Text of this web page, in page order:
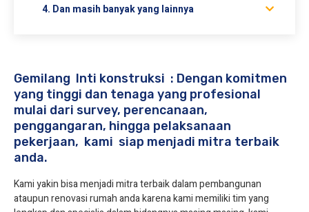
4. Dan masih banyak yang lainnya
Gemilang Inti konstruksi : Dengan komitmen
yang tinggi dan tenaga yang profesional
mulai dari survey, perencanaan,
penggangaran, hingga pelaksanaan
pekerjaan, kami siap menjadi mitra terbaik
anda.
Kami yakin bisa menjadi mitra terbaik dalam pembangunan
ataupun renovasi rumah anda karena kami memiliki tim yang